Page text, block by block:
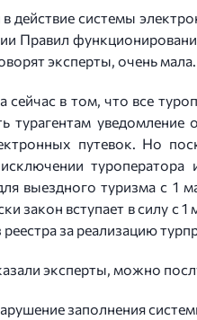
системы
Правил
эксперты, очень мала.
сейчас в том, что все
путевок. Но
выездного туризма с 1
закон вступает в силу с
за реализацию
эксперты, можно
заполнения